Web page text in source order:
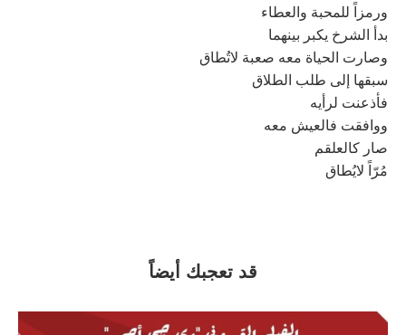
ورمزاً للمحبة والعطاء
بدأ الشرخ يكبر بينهما
وصارت الحياة معه صعبة لاتُطاق
سبقها إلى طلب الطلاق
فأذعنت لرأيه
ووافقت فالعيش معه
صار كالعلقم
مُرّاً لايُطاق
قد تعجبك أيضاً